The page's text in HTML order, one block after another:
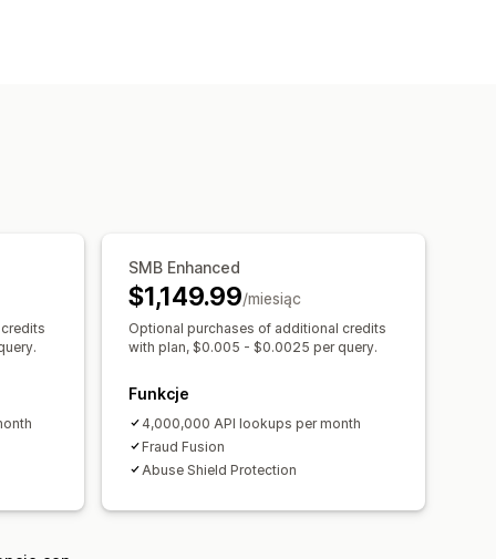
SMB Enhanced
$1,149.99/miesiąc
Optional purchases of additional credits
with plan, $0.005 - $0.0025 per query.
Funkcje
4,000,000 API lookups per month
Fraud Fusion
Abuse Shield Protection